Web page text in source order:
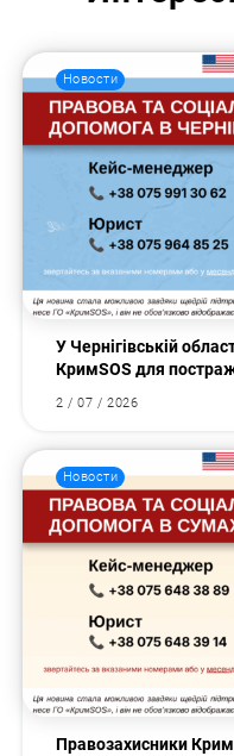
Новости
У Чернігівській
КримSOS для
2 / 07 / 2026
Новости
Правозахисники